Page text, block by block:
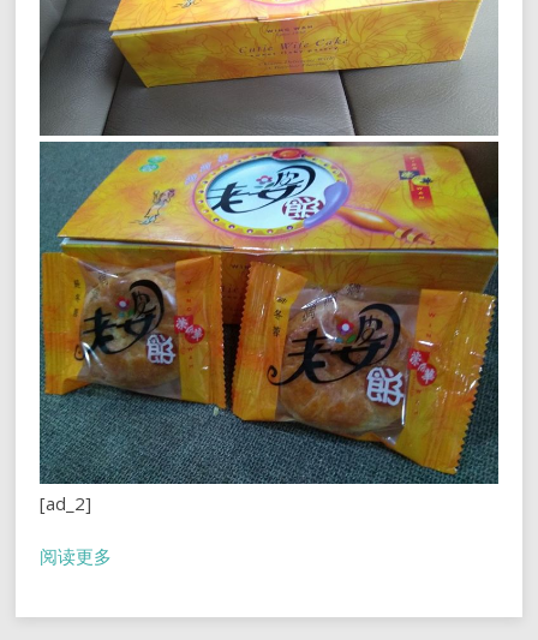
[ad_2]
阅读更多